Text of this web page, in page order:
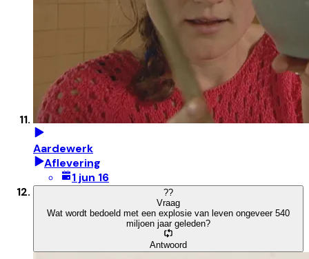
Aardewerk
Aflevering
1 jun 16
??
Vraag
Wat wordt bedoeld met een explosie van leven ongeveer 540
miljoen jaar geleden?
Antwoord